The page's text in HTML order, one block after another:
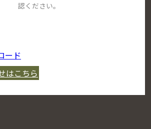
認ください。
ード
はこちら